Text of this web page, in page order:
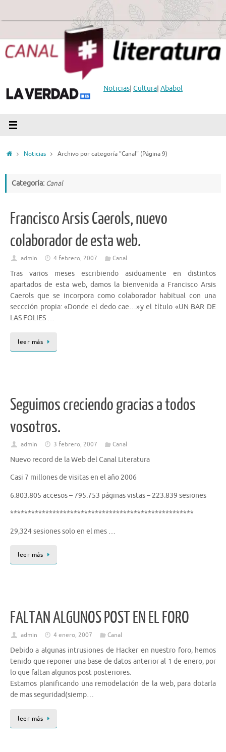
Noticias| Cultura| Ababol
InicioNoticias Archivo por categoría "Canal" (Página 9)
Categoría: Canal
Francisco Arsis Caerols, nuevo
colaborador de esta web.
admin 4 febrero, 2007 Canal
Tras varios meses escribiendo asiduamente en distintos
apartados de esta web, damos la bienvenida a Francisco Arsis
Caerols que se incorpora como colaborador habitual con una
seccción propia: «Donde el dedo cae…»y el título «UN BAR DE
LAS FOLIES …
leer más
Seguimos creciendo gracias a todos
vosotros.
admin 3 febrero, 2007 Canal
Nuevo record de la Web del Canal Literatura
Casi 7 millones de visitas en el año 2006
6.803.805 accesos – 795.753 páginas vistas – 223.839 sesiones
****************************************************
29,324 sesiones solo en el mes …
leer más
FALTAN ALGUNOS POST EN EL FORO
admin 4 enero, 2007 Canal
Debido a algunas intrusiones de Hacker en nuestro foro, hemos
tenido que reponer una base de datos anterior al 1 de enero, por
lo que faltan algunos post posteriores.
Estamos planificando una remodelación de la web, para dotarla
de mas seguridad(siemp…
leer más